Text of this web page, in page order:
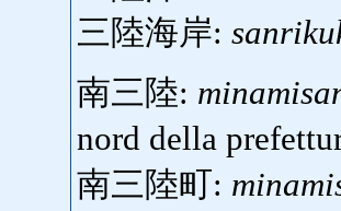
三陸海岸:
南三陸:
nord della
南三陸町: